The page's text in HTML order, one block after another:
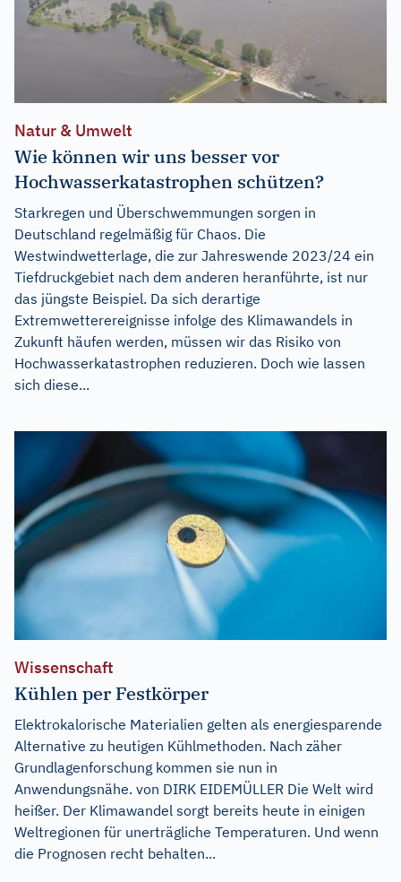
Natur & Umwelt
Wie können wir uns besser vor
Hochwasserkatastrophen schützen?
Starkregen und Überschwemmungen sorgen in
Deutschland regelmäßig für Chaos. Die
Westwindwetterlage, die zur Jahreswende 2023/24 ein
Tiefdruckgebiet nach dem anderen heranführte, ist nur
das jüngste Beispiel. Da sich derartige
Extremwetterereignisse infolge des Klimawandels in
Zukunft häufen werden, müssen wir das Risiko von
Hochwasserkatastrophen reduzieren. Doch wie lassen
sich diese...
Wissenschaft
Kühlen per Festkörper
Elektrokalorische Materialien gelten als energiesparende
Alternative zu heutigen Kühlmethoden. Nach zäher
Grundlagenforschung kommen sie nun in
Anwendungsnähe. von DIRK EIDEMÜLLER Die Welt wird
heißer. Der Klimawandel sorgt bereits heute in einigen
Weltregionen für unerträgliche Temperaturen. Und wenn
die Prognosen recht behalten...